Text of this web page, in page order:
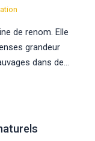
de renom. Elle
grandeur
dans de…